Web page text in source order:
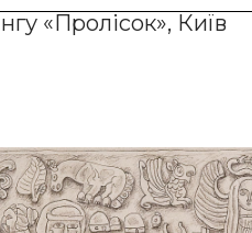
«Пролісок», Київ